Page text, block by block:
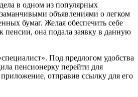
в одном из популярных
объявлениями о легком
бумаг. Желая обеспечить себе
пенсии, она подала заявку в данную
Под предлогом удобства
пенсионерку перейти для
отправив ссылку для его